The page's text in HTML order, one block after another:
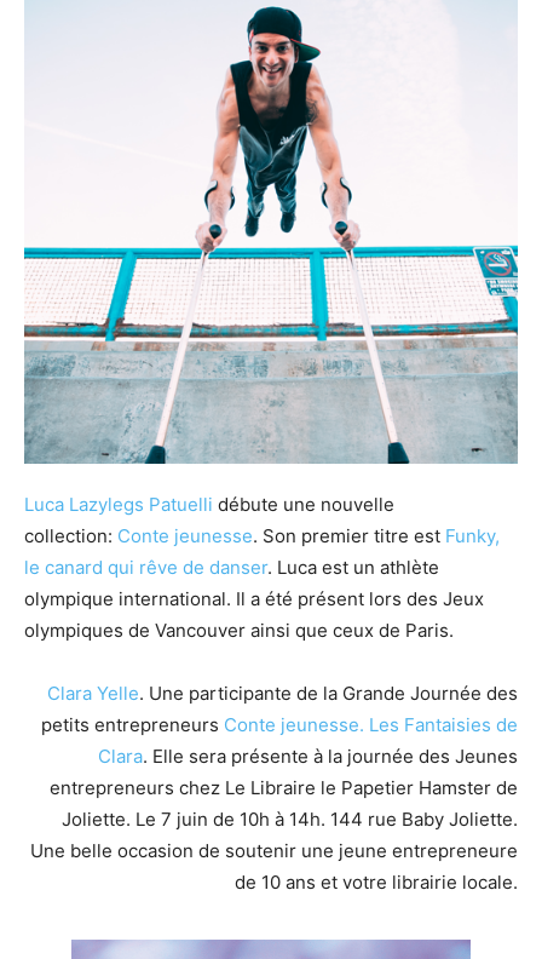
Luca Lazylegs Patuelli débute une nouvelle
collection: Conte jeunesse. Son premier titre est Funky,
le canard qui rêve de danser. Luca est un athlète
olympique international. Il a été présent lors des Jeux
olympiques de Vancouver ainsi que ceux de Paris.
Clara Yelle. Une participante de la Grande Journée des
petits entrepreneurs Conte jeunesse. Les Fantaisies de
Clara. Elle sera présente à la journée des Jeunes
entrepreneurs chez Le Libraire le Papetier Hamster de
Joliette. Le 7 juin de 10h à 14h. 144 rue Baby Joliette.
Une belle occasion de soutenir une jeune entrepreneure
de 10 ans et votre librairie locale.